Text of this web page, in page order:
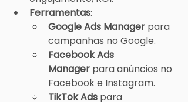
Ferramentas:
Google Ads Manager para
campanhas no Google.
Facebook Ads
Manager para anúncios no
Facebook e Instagram.
TikTok Ads para